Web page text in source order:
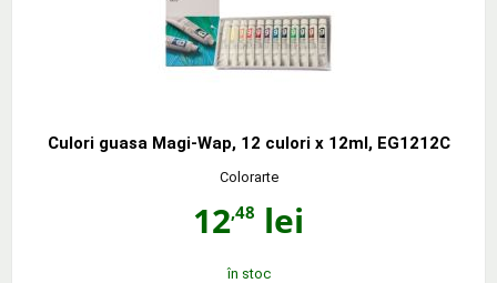
Culori guasa Magi-Wap, 12 culori x 12ml, EG1212C
Colorarte
12,48 lei
în stoc